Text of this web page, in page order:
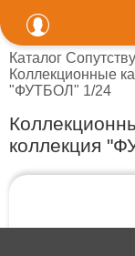
Каталог
Коллекционные
"ФУТБОЛ" 1/24
коллекция